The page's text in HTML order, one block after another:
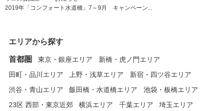
2019年「コンフォート水道橋」7～9月 キャンペーン...
エリアから探す
首都圏 東京・銀座エリア
新橋・虎ノ門エリア
田町・品川エリア
上野・浅草エリア
新宿・四ツ谷エリア
渋谷・青山エリア
飯田橋・水道橋エリア
池袋・板橋エリア
23区 西部・東京近郊
横浜エリア 千葉エリア 埼玉エリア